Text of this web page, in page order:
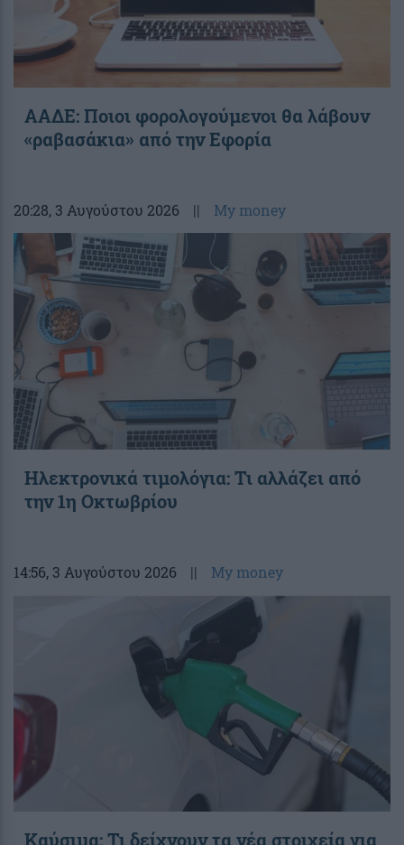
ΑΑΔΕ: Ποιοι φορολογούμενοι θα λάβουν
«ραβασάκια» από την Εφορία
20:28, 3 Αυγούστου 2026 || My money
Ηλεκτρονικά τιμολόγια: Τι αλλάζει από
την 1η Οκτωβρίου
14:56, 3 Αυγούστου 2026 || My money
Καύσιμα: Τι δείχνουν τα νέα στοιχεία για